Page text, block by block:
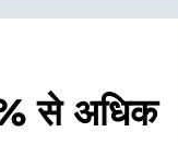
से अधिक